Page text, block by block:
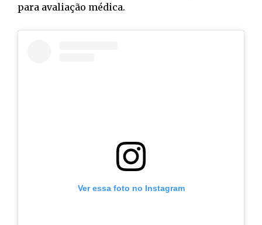
para avaliação médica.
Ver essa foto no Instagram